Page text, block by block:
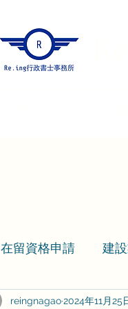
在留資格申請 建
reingnagao2024年11月25